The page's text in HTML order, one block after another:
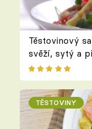
Těstovinový
svěží, sytý a
TĚSTOVINY